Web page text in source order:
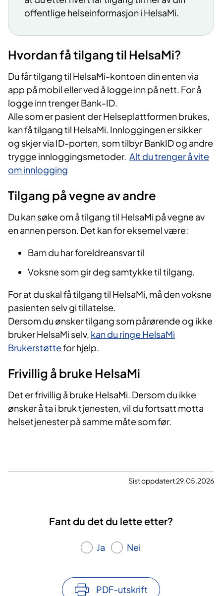
offentlige helseinformasjon i HelsaMi.
Hvordan få tilgang til HelsaMi?
Du får tilgang til HelsaMi-kontoen din enten via
app på mobil eller ved å logge inn på nett. For å
logge inn trenger Bank-ID.
Alle som er pasient der Helseplattformen brukes,
kan få tilgang til HelsaMi. Innloggingen er sikker
og skjer via ID-porten, som tilbyr BankID og andre
trygge innloggingsmetoder. Alt du trenger å vite
om innlogging
Tilgang på vegne av andre
Du kan søke om å tilgang til HelsaMi på vegne av
en annen person. Det kan for eksemel være:
Barn du har foreldreansvar til
Voksne som gir deg samtykke til tilgang.
For at du skal få tilgang til HelsaMi, må den voksne
pasienten selv gi tillatelse.
Dersom du ønsker tilgang som pårørende og ikke
bruker HelsaMi selv, kan du ringe HelsaMi
Brukerstøttefor hjelp.
Frivillig å bruke HelsaMi
Det er frivillig å bruke HelsaMi. Dersom du ikke
ønsker å ta i bruk tjenesten, vil du fortsatt motta
helsetjenester på samme måte som før.
Sist oppdatert 29.05.2026
Fant du det du lette etter?
Ja Nei
PDF-utskrift